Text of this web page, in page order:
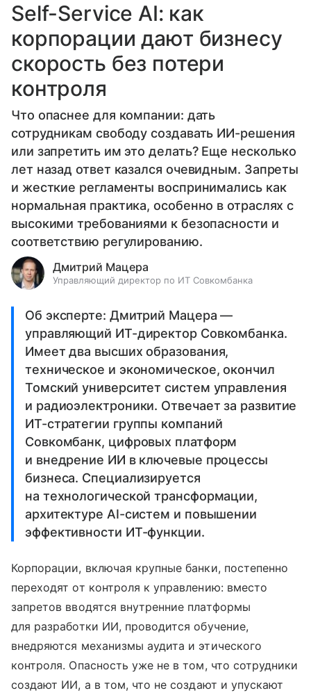
Self-Service AI: как
корпорации дают бизнесу
скорость без потери
контроля
Что опаснее для компании: дать
сотрудникам свободу создавать ИИ-решения
или запретить им это делать? Еще несколько
лет назад ответ казался очевидным. Запреты
и жесткие регламенты воспринимались как
нормальная практика, особенно в отраслях с
высокими требованиями к безопасности и
соответствию регулированию.
Дмитрий Мацера
Управляющий директор по ИТ Совкомбанка
Об эксперте: Дмитрий Мацера —
управляющий ИТ-директор Совкомбанка.
Имеет два высших образования,
техническое и экономическое, окончил
Томский университет систем управления
и радиоэлектроники. Отвечает за развитие
ИТ-стратегии группы компаний
Совкомбанк, цифровых платформ
и внедрение ИИ в ключевые процессы
бизнеса. Специализируется
на технологической трансформации,
архитектуре AI-систем и повышении
эффективности ИТ-функции.
Корпорации, включая крупные банки, постепенно
переходят от контроля к управлению: вместо
запретов вводятся внутренние платформы
для разработки ИИ, проводится обучение,
внедряются механизмы аудита и этического
контроля. Опасность уже не в том, что сотрудники
создают ИИ, а в том, что не создают и упускают